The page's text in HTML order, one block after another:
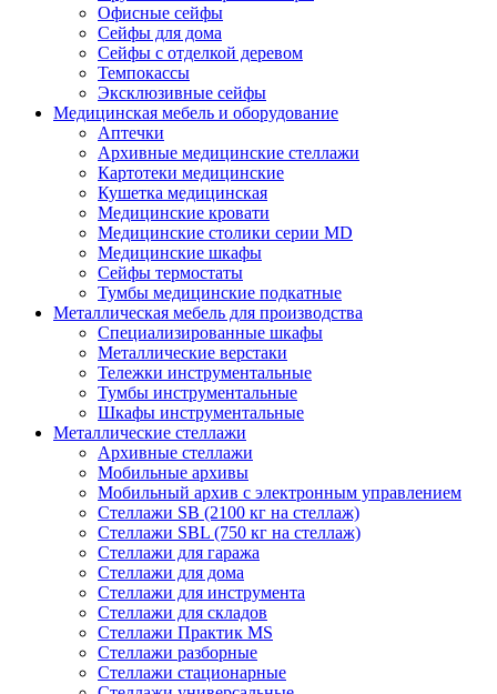
Офисные сейфы
Сейфы для дома
Сейфы с отделкой деревом
Темпокассы
Эксклюзивные сейфы
Медицинская мебель и оборудование
Аптечки
Архивные медицинские стеллажи
Картотеки медицинские
Кушетка медицинская
Медицинские кровати
Медицинские столики серии MD
Медицинские шкафы
Сейфы термостаты
Тумбы медицинские подкатные
Металлическая мебель для производства
Cпециализированные шкафы
Металлические верстаки
Тележки инструментальные
Тумбы инструментальные
Шкафы инструментальные
Металлические стеллажи
Архивные стеллажи
Мобильные архивы
Мобильный архив с электронным управлением
Стеллажи SB (2100 кг на стеллаж)
Стеллажи SBL (750 кг на стеллаж)
Стеллажи для гаража
Стеллажи для дома
Стеллажи для инструмента
Стеллажи для складов
Стеллажи Практик MS
Стеллажи разборные
Стеллажи стационарные